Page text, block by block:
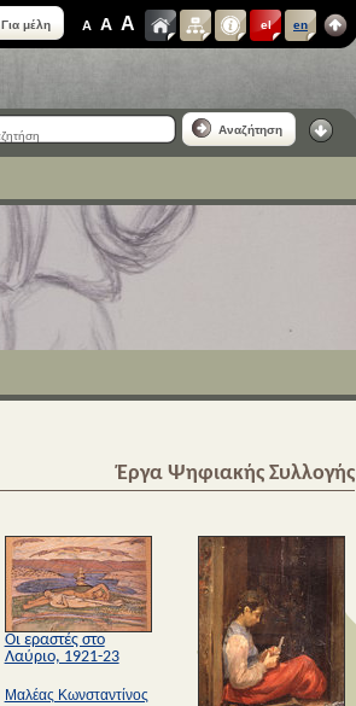
Για μέλη A A A el en
Αναζήτηση
Έργα Ψηφιακής Συλλογής
Οι εραστές στο
Λαύριο, 1921-23
Μαλέας Κωνσταντίνος